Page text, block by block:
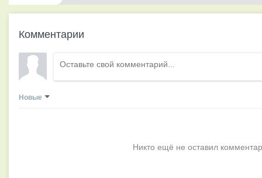
Комментарии
Новые
Никто ещё не оставил